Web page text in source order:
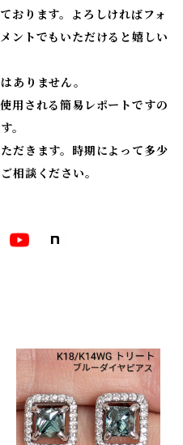
おります。よろしければフォ
ントでもいただけると嬉しい
ありません。
用される簡易レポートですの
。
だきます。時期によって多少
相談ください。